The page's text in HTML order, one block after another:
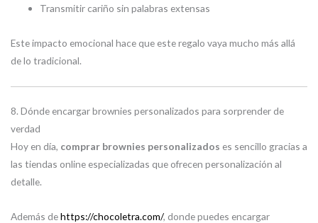
Transmitir cariño sin palabras extensas
Este impacto emocional hace que este regalo vaya mucho más allá
de lo tradicional.
8. Dónde encargar brownies personalizados para sorprender de
verdad
Hoy en día, comprar brownies personalizados es sencillo gracias a
las tiendas online especializadas que ofrecen personalización al
detalle.
Además dehttps://chocoletra.com/, donde puedes encargar